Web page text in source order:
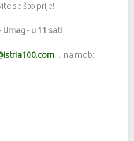
se što prije!
Umag - u 11 sati
ili na mob: